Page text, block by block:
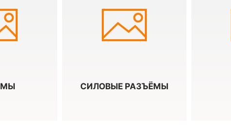
СИЛОВЫЕ РАЗЪЁМЫ